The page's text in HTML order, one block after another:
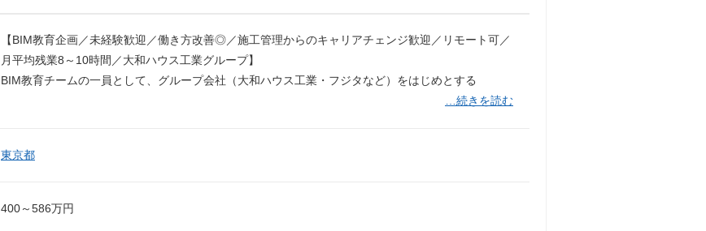
【BIM教育企画／未経験歓迎／働き方改善◎／施工管理からのキャリアチェンジ歓迎／リモート可／
月平均残業8～10時間／大和ハウス工業グループ】
BIM教育チームの一員として、グループ会社（大和ハウス工業・フジタなど）をはじめとする
…続きを読む
東京都
400～586万円